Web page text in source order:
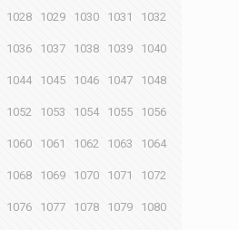
1028 1029 1030 1031 1032
1036 1037 1038 1039 1040
1044 1045 1046 1047 1048
1052 1053 1054 1055 1056
1060 1061 1062 1063 1064
1068 1069 1070 1071 1072
1076 1077 1078 1079 1080